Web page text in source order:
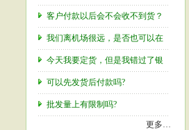
客户付款以后会不会收不到货？
我们离机场很远，是否也可以在
今天我要定货，但是我错过了银
可以先发货后付款吗?
批发量上有限制吗?
更多…